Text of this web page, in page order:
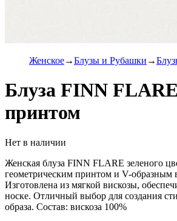
Женское Блузы и Рубашки
Блуза FINN
принтом
Нет в наличии
Женская блуза FINN FLARE зеленого
геометрическим принтом и V-образным
Изготовлена из мягкой вискозы,
носке. Отличный выбор для создания
образа. Состав: вискоза 100%